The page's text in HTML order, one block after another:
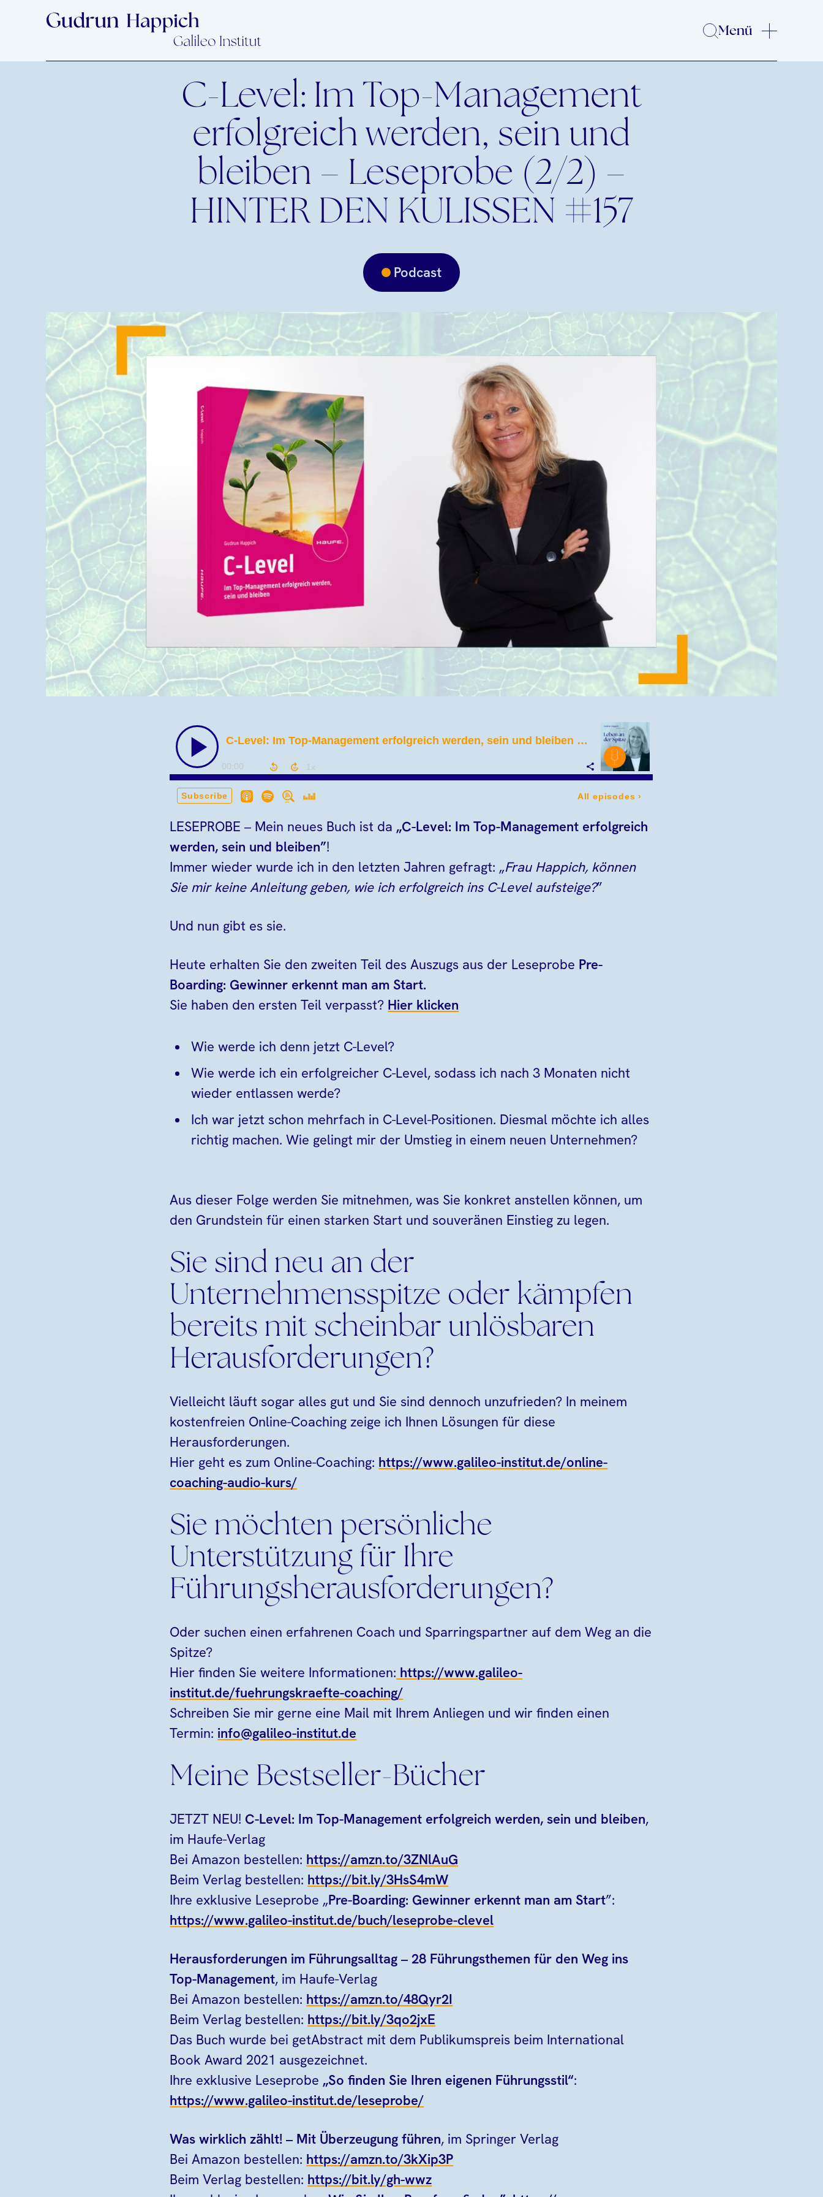
Menü
C-Level: Im Top-Management
erfolgreich werden, sein und
bleiben – Leseprobe (2/2) –
HINTER DEN KULISSEN #157
Podcast
LESEPROBE – Mein neues Buch ist da „C-Level: Im Top-Management erfolgreich
werden, sein und bleiben”!
Immer wieder wurde ich in den letzten Jahren gefragt: „Frau Happich, können
Sie mir keine Anleitung geben, wie ich erfolgreich ins C-Level aufsteige?”
Und nun gibt es sie.
Heute erhalten Sie den zweiten Teil des Auszugs aus der Leseprobe Pre-
Boarding: Gewinner erkennt man am Start.
Sie haben den ersten Teil verpasst? Hier klicken
Wie werde ich denn jetzt C-Level?
Wie werde ich ein erfolgreicher C-Level, sodass ich nach 3 Monaten nicht
wieder entlassen werde?
Ich war jetzt schon mehrfach in C-Level-Positionen. Diesmal möchte ich alles
richtig machen. Wie gelingt mir der Umstieg in einem neuen Unternehmen?
Aus dieser Folge werden Sie mitnehmen, was Sie konkret anstellen können, um
den Grundstein für einen starken Start und souveränen Einstieg zu legen.
Sie sind neu an der
Unternehmensspitze oder kämpfen
bereits mit scheinbar unlösbaren
Herausforderungen?
Vielleicht läuft sogar alles gut und Sie sind dennoch unzufrieden? In meinem
kostenfreien Online-Coaching zeige ich Ihnen Lösungen für diese
Herausforderungen.
Hier geht es zum Online-Coaching: https://www.galileo-institut.de/online-
coaching-audio-kurs/
Sie möchten persönliche
Unterstützung für Ihre
Führungsherausforderungen?
Oder suchen einen erfahrenen Coach und Sparringspartner auf dem Weg an die
Spitze?
Hier finden Sie weitere Informationen: https://www.galileo-
institut.de/fuehrungskraefte-coaching/
Schreiben Sie mir gerne eine Mail mit Ihrem Anliegen und wir finden einen
Termin: info@galileo-institut.de
Meine Bestseller-Bücher
JETZT NEU! C-Level: Im Top-Management erfolgreich werden, sein und bleiben,
im Haufe-Verlag
Bei Amazon bestellen: https://amzn.to/3ZNlAuG
Beim Verlag bestellen: https://bit.ly/3HsS4mW
Ihre exklusive Leseprobe „Pre-Boarding: Gewinner erkennt man am Start”:
https://www.galileo-institut.de/buch/leseprobe-clevel
Herausforderungen im Führungsalltag – 28 Führungsthemen für den Weg ins
Top-Management, im Haufe-Verlag
Bei Amazon bestellen: https://amzn.to/48Qyr2I
Beim Verlag bestellen: https://bit.ly/3qo2jxE
Das Buch wurde bei getAbstract mit dem Publikumspreis beim International
Book Award 2021 ausgezeichnet.
Ihre exklusive Leseprobe „So finden Sie Ihren eigenen Führungsstil“:
https://www.galileo-institut.de/leseprobe/
Was wirklich zählt! – Mit Überzeugung führen, im Springer Verlag
Bei Amazon bestellen: https://amzn.to/3kXip3P
Beim Verlag bestellen: https://bit.ly/gh-wwz